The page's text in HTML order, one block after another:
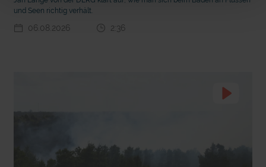
und Seen richtig verhält.
06.08.2026 2:36